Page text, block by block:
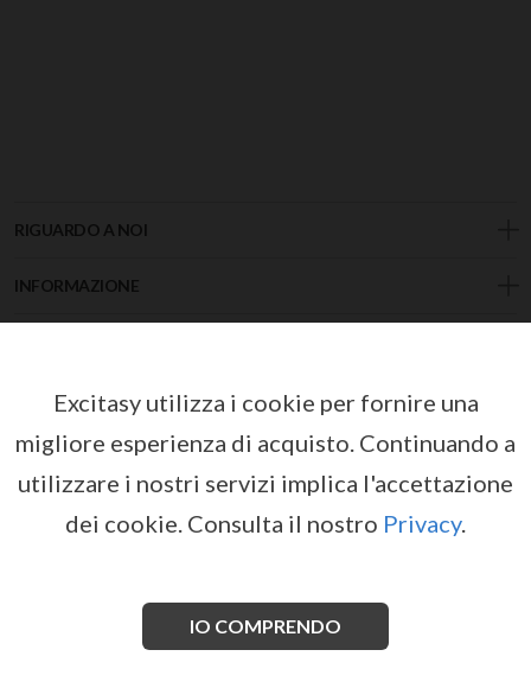
RIGUARDO A NOI
INFORMAZIONE
INDIRIZZO
CONTACT
Excitasy utilizza i cookie per fornire una
migliore esperienza di acquisto. Continuando a
utilizzare i nostri servizi implica l'accettazione
dei cookie. Consulta il nostro Privacy.
IO COMPRENDO